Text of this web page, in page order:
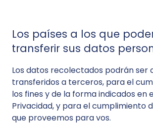
Los países a los que
transferir sus datos
Los datos recolectados podrán ser
transferidos a terceros, para el
los fines y de la forma indicados en
Privacidad, y para el cumplimiento
que proveemos para vos.